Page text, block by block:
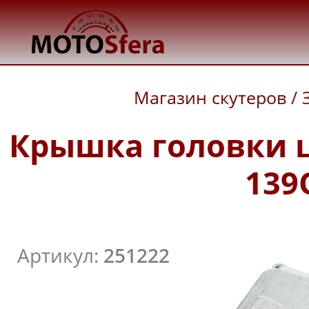
Магазин скутеров /
Крышка головки
Артикул: 251222